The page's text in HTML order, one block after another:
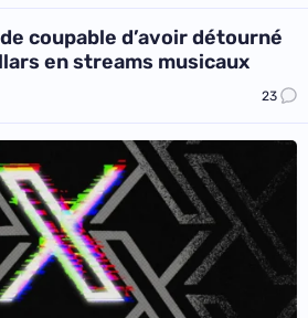
coupable d’avoir détourné
en streams musicaux
23